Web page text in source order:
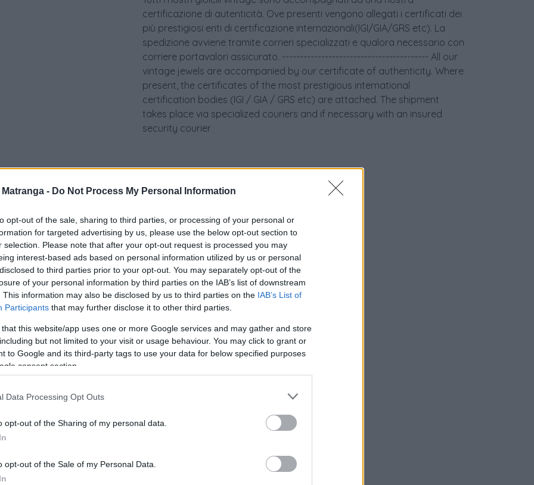
- Do Not Process My Personal Information
opt-out of the sale, sharing to third parties, or processing of your personal or
for targeted advertising by us, please use the below opt-out section to
selection. Please note that after your opt-out request is processed you may
interest-based ads based on personal information utilized by us or personal
to third parties prior to your opt-out. You may separately opt-out of the
of your personal information by third parties on the IAB’s list of downstream
This information may also be disclosed by us to third parties on the IAB’s List of
Participants that may further disclose it to other third parties.
that this website/app uses one or more Google services and may gather and store
but not limited to your visit or usage behaviour. You may click to grant or
to Google and its third-party tags to use your data for below specified purposes
consent section.
Data Processing Opt Outs
opt-out of the Sharing of my personal data.
opt-out of the Sale of my Personal Data.
certificazione di autenticità. Ove presenti vengono allegati i certificati dei
più prestigiosi enti di certificazione internazionali(IGI/GIA/GRS etc). La
spedizione avviene tramite corrieri specializzati e qualora necessario con
corriere portavalori assicurato. ----------------------------------------- All our
vintage jewels are accompanied by our certificate of authenticity. Where
present, the certificates of the most prestigious international
certification bodies (IGI / GIA / GRS etc) are attached. The shipment
takes place via specialized couriers and if necessary with an insured
security courier
Visualizza proposte di finanziamento
Politiche dei prezzi online
Caratteristiche Prodotto
iRef:93
Google
Basato su 408 reviews